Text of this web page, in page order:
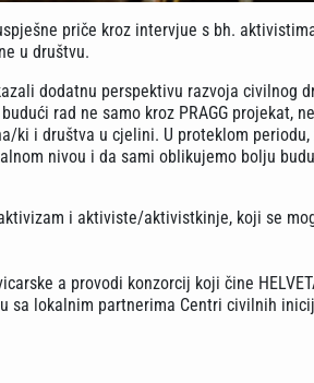
priče kroz intervjue s bh.
u društvu.
dodatnu perspektivu razvoja civilnog
rad ne samo kroz PRAGG projekat,
ki i društva u cjelini. U proteklom
nivou i da sami oblikujemo bolju
i aktiviste/aktivistkinje, koji se
a provodi konzorcij koji čine
sa lokalnim partnerima Centri civilnih